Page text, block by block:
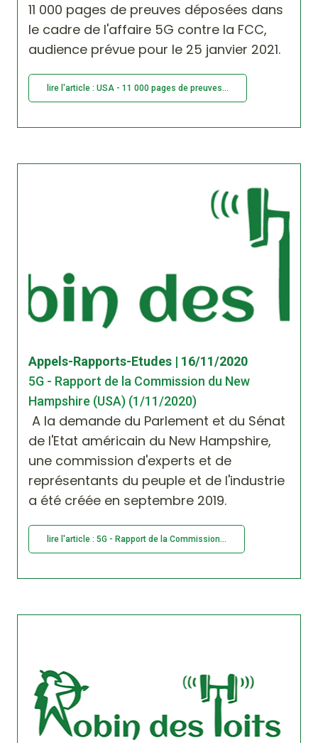
11 000 pages de preuves déposées dans
le cadre de l'affaire 5G contre la FCC,
audience prévue pour le 25 janvier 2021.
lire l'article : USA - 11 000 pages de preuves...
Appels-Rapports-Etudes | 16/11/2020
5G - Rapport de la Commission du New
Hampshire (USA) (1/11/2020)
A la demande du Parlement et du Sénat
de l'Etat américain du New Hampshire,
une commission d'experts et de
représentants du peuple et de l'industrie
a été créée en septembre 2019.
lire l'article : 5G - Rapport de la Commission...